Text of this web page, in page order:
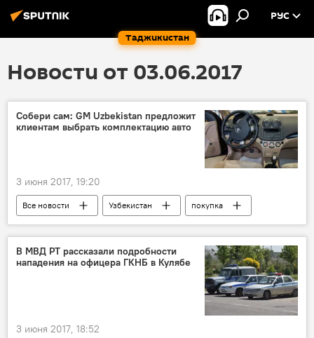
Таджикистан
РУС
Новости от 03.06.2017
Собери сам: GM Uzbekistan предложит
клиентам выбрать комплектацию авто
3 июня 2017, 19:20
Все новости Узбекистан
покупка
машина
Центральная Азия
Транспорт
В МВД РТ рассказали подробности
нападения на офицера ГКНБ в Кулябе
3 июня 2017, 18:52